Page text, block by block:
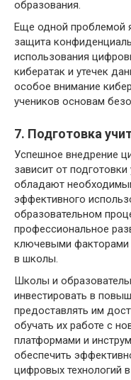
образования.
Еще одной проблемой
защита
использования
кибератак и утечек
особое внимание
учеников основам
7. Подготовка
Успешное внедрение
зависит от
обладают
эффективного
образовательном
профессиональное
ключевыми факторами
в школы.
Школы и
инвестировать в
предоставлять им
обучать их работе с
платформами и
обеспечить
цифровых технологий